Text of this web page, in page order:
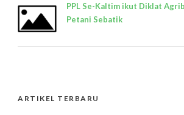
PPL Se-Kaltim ikut Diklat
Petani Sebatik
ARTIKEL TERBARU